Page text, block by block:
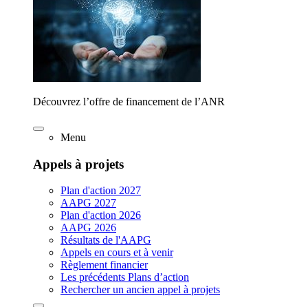
Découvrez l’offre de financement de l’ANR
Menu
Appels à projets
Plan d'action 2027
AAPG 2027
Plan d'action 2026
AAPG 2026
Résultats de l'AAPG
Appels en cours et à venir
Règlement financier
Les précédents Plans d’action
Rechercher un ancien appel à projets